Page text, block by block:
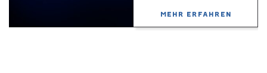
MEHR ERFAHREN